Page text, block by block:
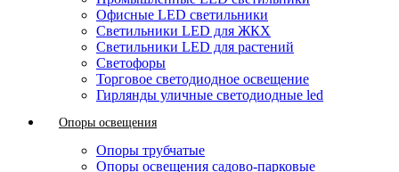
Офисные LED светильники
Cветильники LED для ЖКХ
Светильники LED для растений
Светофоры
Торговое светодиодное освещение
Гирлянды уличные светодиодные led
Опоры освещения
Опоры трубчатые
Опоры освещения садово-парковые